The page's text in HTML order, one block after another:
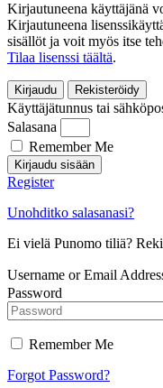
Kirjautuneena käyttäjänä
Kirjautuneena
sisällöt ja voit myös itse
Tilaa lisenssi täältä.
Kirjaudu Rekisteröidy
Käyttäjätunnus tai
Salasana
Remember Me
Kirjaudu sisään
Register
Unohditko salasanasi?
Ei vielä Punomo tiliä?
Username or Email
Password
Remember Me
Forgot Password?